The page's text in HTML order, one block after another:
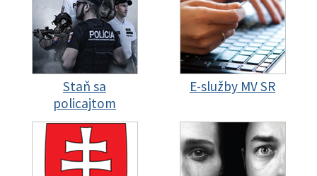
Staň sa
policajtom
E-služby MV SR